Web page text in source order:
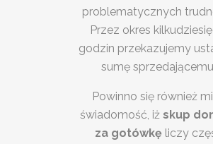
problematycznych
Przez okres
godzin przekazujemy
sumę
Powinno się również
świadomość, iż skup
za gotówkęliczy